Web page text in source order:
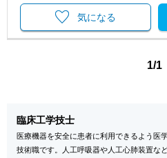
気になる
1/1
臨床工学技士
医療機器を安全に患者に利用できるよう医
技術職です。人工呼吸器や人工心肺装置な